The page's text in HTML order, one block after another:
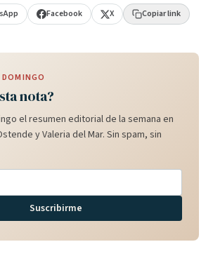
Facebook X Copiar link
nota?
el resumen editorial de la semana en
y Valeria del Mar. Sin spam, sin
Suscribirme